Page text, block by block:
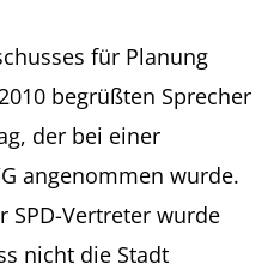
für Planung
begrüßten Sprecher
der bei einer
angenommen wurde.
SPD-Vertreter wurde
nicht die Stadt